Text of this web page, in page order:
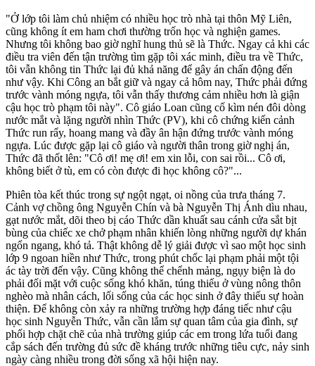
"Ở lớp tôi làm chủ nhiệm có nhiều học trò nhà tại thôn Mỹ Liên,
cũng không ít em ham chơi thường trốn học và nghiện games.
Nhưng tôi không bao giờ nghĩ hung thủ sẽ là Thức. Ngay cả khi các
điều tra viên đến tận trường tìm gặp tôi xác minh, điều tra về Thức,
tôi vẫn không tin Thức lại đủ khả năng để gây án chấn động đến
như vậy. Khi Công an bắt giữ và ngay cả hôm nay, Thức phải đứng
trước vành móng ngựa, tôi vẫn thấy thương cảm nhiều hơn là giận
cậu học trò phạm tôi này". Cô giáo Loan cũng cố kìm nén đôi dòng
nước mắt và lặng người nhìn Thức (PV), khi cô chứng kiến cảnh
Thức run rẩy, hoang mang và đầy ân hận đứng trước vành móng
ngựa. Lúc được gặp lại cô giáo và người thân trong giờ nghị án,
Thức đã thốt lên: "Cô ơi! mẹ ơi! em xin lỗi, con sai rồi... Cô ơi,
không biết ở tù, em có còn được đi học không cô?"...
Phiên tòa kết thúc trong sự ngột ngạt, oi nồng của trưa tháng 7.
Cảnh vợ chồng ông Nguyễn Chín và bà Nguyễn Thị Ánh dìu nhau,
gạt nước mắt, dõi theo bị cáo Thức dần khuất sau cánh cửa sắt bịt
bùng của chiếc xe chở phạm nhân khiến lòng những người dự khán
ngổn ngang, khó tả. Thật không dễ lý giải được vì sao một học sinh
lớp 9 ngoan hiền như Thức, trong phút chốc lại phạm phải một tội
ác tày trời đến vậy. Cũng không thể chểnh mảng, ngụy biện là do
phải đối mặt với cuộc sống khó khăn, túng thiếu ở vùng nông thôn
nghèo mà nhân cách, lối sống của các học sinh ở đây thiếu sự hoàn
thiện. Để không còn xảy ra những trường hợp đáng tiếc như cậu
học sinh Nguyễn Thức, vẫn cần lắm sự quan tâm của gia đình, sự
phối hợp chặt chẽ của nhà trường giúp các em trong lứa tuổi đang
cắp sách đến trường đủ sức đề kháng trước những tiêu cực, nảy sinh
ngày càng nhiều trong đời sống xã hội hiện nay.